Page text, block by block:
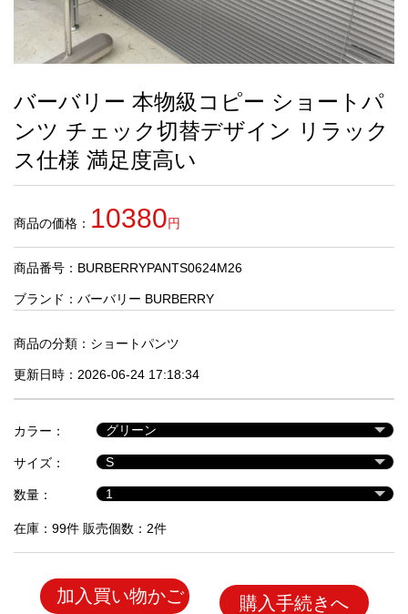
新
製
す
す
め
商
人
気
商
セ
ル
品
バーバリー 本物級コピー ショートパ
ンツ チェック切替デザイン リラック
ス仕様 満足度高い
商品の価格： 10380円
商品番号：BURBERRYPANTS0624M26
ブランド： バーバリー BURBERRY
商品の分類： ショートパンツ
更新日時：2026-06-24 17:18:34
カラー：
サイズ：
数量：
在庫：99件 販売個数：2件
加入買い物かご 購入手続きへ